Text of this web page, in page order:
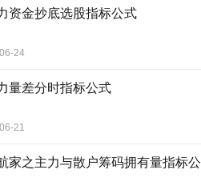
资金抄底选股指标公式
24
量差分时指标公式
21
家之主力与散户筹码拥有量指标